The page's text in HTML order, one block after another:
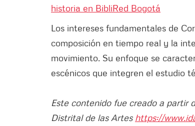
historia en BibliRed Bogotá
Los intereses fundamentales de
composición en tiempo real y la
movimiento. Su enfoque se
escénicos que integren el estudio
Este contenido fue creado a partir
Distrital de las Artes https://